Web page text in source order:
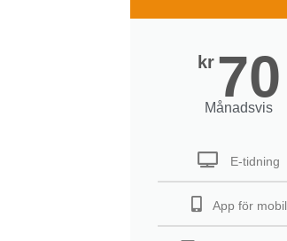
kr 70
Månadsvis
E-tidning
App för mobil